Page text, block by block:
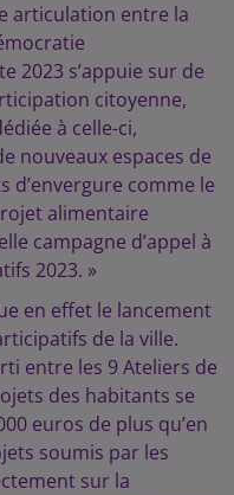
articulation entre la
2023 s’appuie sur de
citoyenne,
à celle-ci,
nouveaux espaces de
d’envergure comme le
alimentaire
campagne d’appel à
2023. »
en effet le lancement
de la ville.
entre les 9 Ateliers de
des habitants se
euros de plus qu’en
soumis par les
sur la